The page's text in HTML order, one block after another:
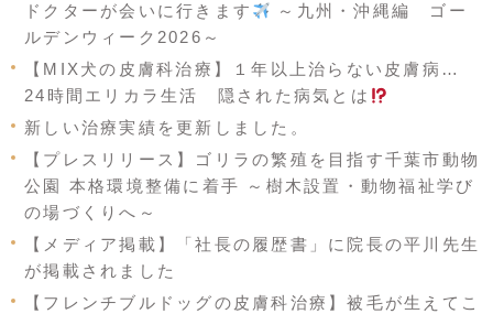
ドクターが会いに行きます
～九州・沖縄編 ゴー
ルデンウィーク2026～
【MIX犬の皮膚科治療】１年以上治らない皮膚病…
24時間エリカラ生活 隠された病気とは
新しい治療実績を更新しました。
【プレスリリース】ゴリラの繁殖を目指す千葉市動物
公園 本格環境整備に着手 ～樹木設置・動物福祉学び
の場づくりへ～
【メディア掲載】「社長の履歴書」に院長の平川先生
が掲載されました
【フレンチブルドッグの皮膚科治療】被毛が生えてこ